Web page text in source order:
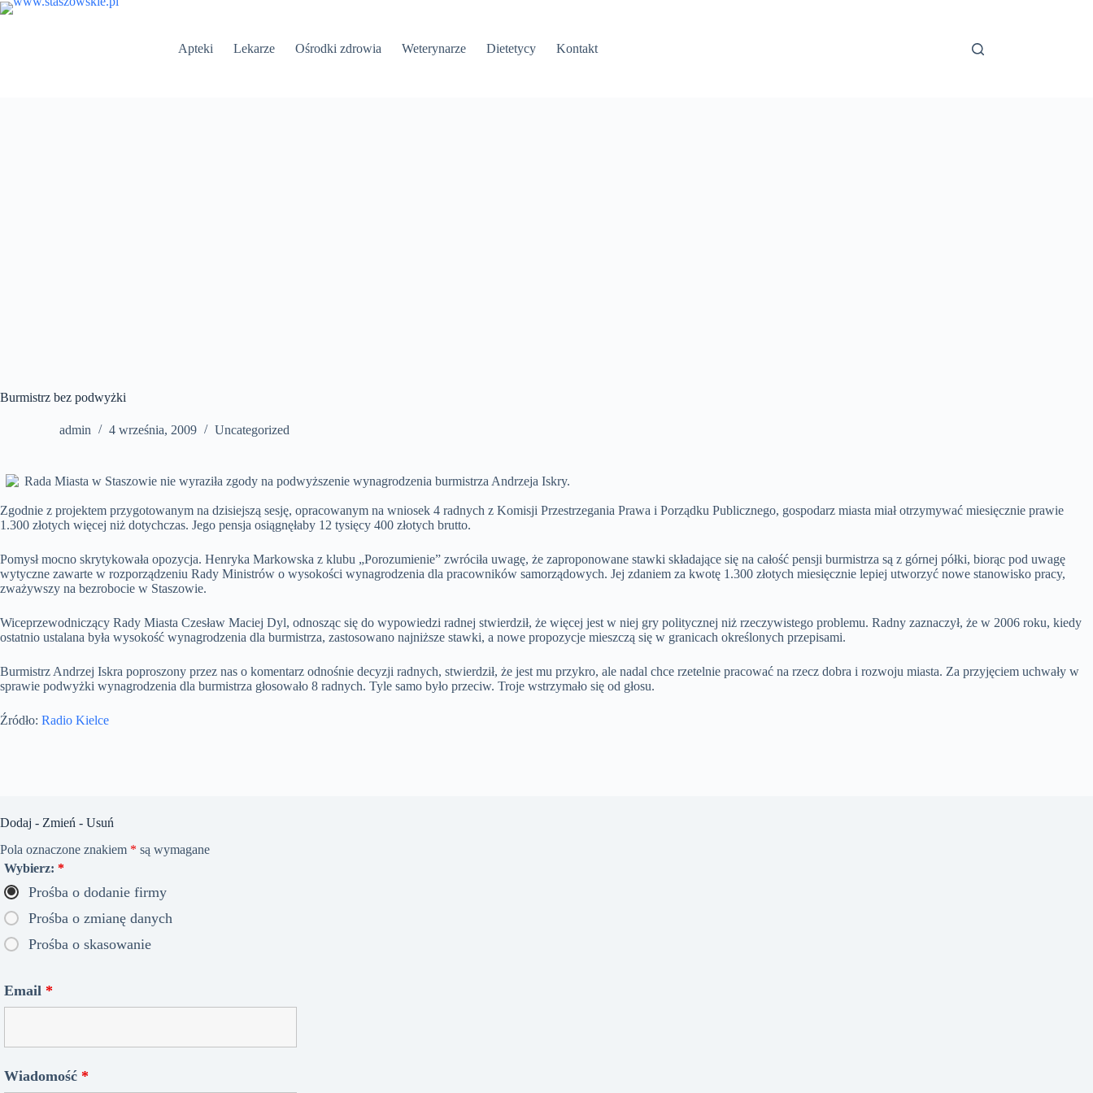
Przejdź
Apteki
Lekarze Ośrodki zdrowia Weterynarze Dietetycy Kontakt
Burmistrz bez podwyżki
admin 4 września, 2009 Uncategorized
Rada Miasta w Staszowie nie wyraziła zgody na podwyższenie wynagrodzenia burmistrza Andrzeja Iskry.
Zgodnie z projektem przygotowanym na dzisiejszą sesję, opracowanym na wniosek 4 radnych z Komisji Przestrzegania Prawa i Porządku Publicznego, gospodarz miasta miał otrzymywać miesięcznie prawie
1.300 złotych więcej niż dotychczas. Jego pensja osiągnęłaby 12 tysięcy 400 złotych brutto.
Pomysł mocno skrytykowała opozycja. Henryka Markowska z klubu „Porozumienie” zwróciła uwagę, że zaproponowane stawki składające się na całość pensji burmistrza są z górnej półki, biorąc pod uwagę
wytyczne zawarte w rozporządzeniu Rady Ministrów o wysokości wynagrodzenia dla pracowników samorządowych. Jej zdaniem za kwotę 1.300 złotych miesięcznie lepiej utworzyć nowe stanowisko pracy,
zważywszy na bezrobocie w Staszowie.
Wiceprzewodniczący Rady Miasta Czesław Maciej Dyl, odnosząc się do wypowiedzi radnej stwierdził, że więcej jest w niej gry politycznej niż rzeczywistego problemu. Radny zaznaczył, że w 2006 roku, kiedy
ostatnio ustalana była wysokość wynagrodzenia dla burmistrza, zastosowano najniższe stawki, a nowe propozycje mieszczą się w granicach określonych przepisami.
Burmistrz Andrzej Iskra poproszony przez nas o komentarz odnośnie decyzji radnych, stwierdził, że jest mu przykro, ale nadal chce rzetelnie pracować na rzecz dobra i rozwoju miasta. Za przyjęciem uchwały w
sprawie podwyżki wynagrodzenia dla burmistrza głosowało 8 radnych. Tyle samo było przeciw. Troje wstrzymało się od głosu.
Źródło: Radio Kielce
Dodaj - Zmień - Usuń
Pola oznaczone znakiem * są wymagane
Wybierz: *
Prośba o dodanie firmy
Prośba o zmianę danych
Prośba o skasowanie
Email *
Wiadomość *